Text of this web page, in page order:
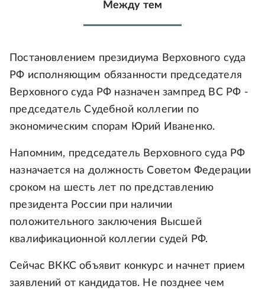
Между тем
Постановлением президиума Верховного суда
РФ исполняющим обязанности председателя
Верховного суда РФ назначен зампред ВС РФ -
председатель Судебной коллегии по
экономическим спорам Юрий Иваненко.
Напомним, председатель Верховного суда РФ
назначается на должность Советом Федерации
сроком на шесть лет по представлению
президента России при наличии
положительного заключения Высшей
квалификационной коллегии судей РФ.
Сейчас ВККС объявит конкурс и начнет прием
заявлений от кандидатов. Не позднее чем